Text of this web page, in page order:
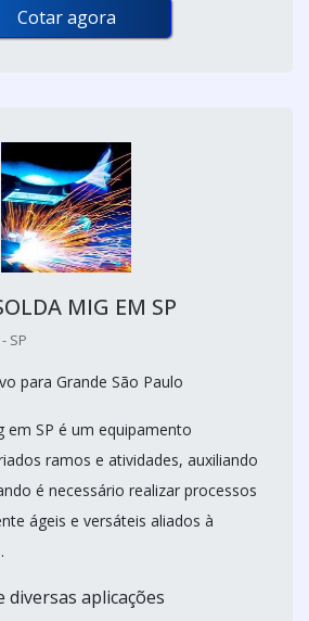
Cotar agora
MIG EM SP
SP
para Grande São Paulo
em SP é um equipamento
ramos e atividades, auxiliando
é necessário realizar processos
ágeis e versáteis aliados à
aplicações